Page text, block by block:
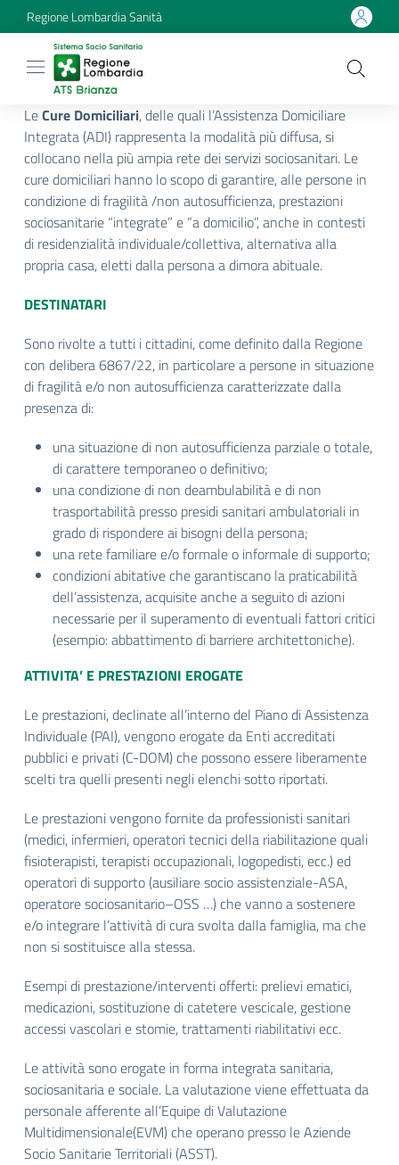
Regione Lombardia Sanità
LeCure Domiciliari, delle quali l’Assistenza Domiciliare
Integrata (ADI) rappresenta la modalità più diffusa, si
collocano nella più ampia rete dei servizi sociosanitari. Le
cure domiciliari hanno lo scopo di garantire, alle persone in
condizione di fragilità /non autosufficienza, prestazioni
sociosanitarie “integrate” e “a domicilio”, anche in contesti
di residenzialità individuale/collettiva, alternativa alla
propria casa, eletti dalla persona a dimora abituale.
DESTINATARI
Sono rivolte a tutti i cittadini, come definito dalla Regione
con delibera 6867/22, in particolare a persone in situazione
di fragilità e/o non autosufficienza caratterizzate dalla
presenza di:
una situazione di non autosufficienza parziale o totale,
di carattere temporaneo o definitivo;
una condizione di non deambulabilità e di non
trasportabilità presso presidi sanitari ambulatoriali in
grado di rispondere ai bisogni della persona;
una rete familiare e/o formale o informale di supporto;
condizioni abitative che garantiscano la praticabilità
dell’assistenza, acquisite anche a seguito di azioni
necessarie per il superamento di eventuali fattori critici
(esempio: abbattimento di barriere architettoniche).
ATTIVITA’ E PRESTAZIONI EROGATE
Le prestazioni, declinate all’interno del Piano di Assistenza
Individuale (PAI), vengono erogate da Enti accreditati
pubblici e privati (C-DOM) che possono essere liberamente
scelti tra quelli presenti negli elenchi sotto riportati.
Le prestazioni vengono fornite da professionisti sanitari
(medici, infermieri, operatori tecnici della riabilitazione quali
fisioterapisti, terapisti occupazionali, logopedisti, ecc.) ed
operatori di supporto (ausiliare socio assistenziale-ASA,
operatore sociosanitario–OSS …) che vanno a sostenere
e/o integrare l’attività di cura svolta dalla famiglia, ma che
non si sostituisce alla stessa.
Esempi di prestazione/interventi offerti: prelievi ematici,
medicazioni, sostituzione di catetere vescicale, gestione
accessi vascolari e stomie, trattamenti riabilitativi ecc.
Le attività sono erogate in forma integrata sanitaria,
sociosanitaria e sociale. La valutazione viene effettuata da
personale afferente all’Equipe di Valutazione
Multidimensionale(EVM) che operano presso le Aziende
Socio Sanitarie Territoriali (ASST).